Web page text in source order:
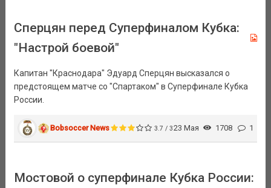
Сперцян перед Суперфиналом Кубка:
"Настрой боевой"
Капитан "Краснодара" Эдуард Сперцян высказался о
предстоящем матче со "Спартаком" в Суперфинале Кубка
России.
Bobsoccer News 3.7 / 323 Мая 1708 1
Мостовой о суперфинале Кубка России: